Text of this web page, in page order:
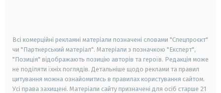
Всі комерційні рекламні матеріали позначені словами "Спецпроєкт"
чи "Партнерський матеріал". Матеріали з позначкою "Експерт",
"Позиція" відображають позицію авторів та героїв. Редакція може
не поділяти їхніх поглядів. Детальніше щодо реклами та правил
цитування можна ознайомитись в правилах користування сайтом.
Усі права захищені. Матеріали сайту призначені для осіб старше 21